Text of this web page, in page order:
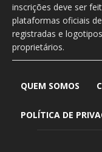
inscrições deve ser
plataformas oficiais
registradas e
proprietários.
QUEM SOMOS
POLÍTICA DE